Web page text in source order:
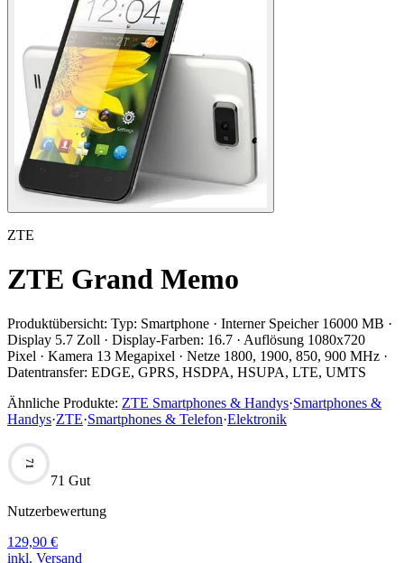
ZTE
ZTE Grand Memo
Produktübersicht: Typ: Smartphone · Interner Speicher 16000 MB ·
Display 5.7 Zoll · Display-Farben: 16.7 · Auflösung 1080x720
Pixel · Kamera 13 Megapixel · Netze 1800, 1900, 850, 900 MHz ·
Datentransfer: EDGE, GPRS, HSDPA, HSUPA, LTE, UMTS
Ähnliche Produkte: ZTE Smartphones & Handys·Smartphones &
Handys·ZTE·Smartphones & Telefon·Elektronik
71
71 Gut
Nutzerbewertung
129,90 €
inkl. Versand